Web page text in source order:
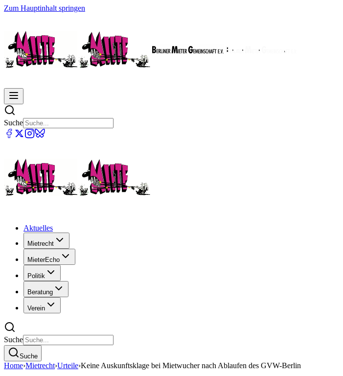
Zum Hauptinhalt springen
Suche
Aktuelles
Mietrecht
MieterEcho
Politik
Beratung
Verein
Suche
Suche
Home›Mietrecht›Urteile›Keine Auskunftsklage bei Mietwucher nach Ablaufen des GVW-Berlin